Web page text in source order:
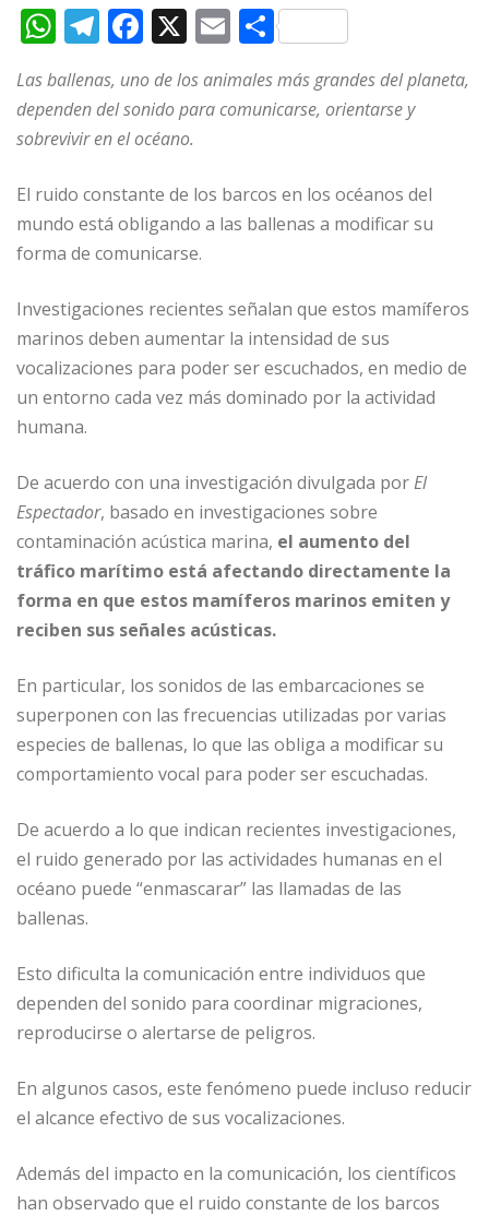
W
at
s
p
p
T
e
g
m
F
c
e
o
o
k
X E
ai
l
C
m
p
ti
r
Las ballenas, uno de los animales más grandes del planeta,
dependen del sonido para comunicarse, orientarse y
sobrevivir en el océano.
El ruido constante de los barcos en los océanos del
mundo está obligando a las ballenas a modificar su
forma de comunicarse.
Investigaciones recientes señalan que estos mamíferos
marinos deben aumentar la intensidad de sus
vocalizaciones para poder ser escuchados, en medio de
un entorno cada vez más dominado por la actividad
humana.
De acuerdo con una investigación divulgada porEl
Espectador, basado en investigaciones sobre
contaminación acústica marina, el aumento del
tráfico marítimo está afectando directamente la
forma en que estos mamíferos marinos emiten y
reciben sus señales acústicas.
En particular, los sonidos de las embarcaciones se
superponen con las frecuencias utilizadas por varias
especies de ballenas, lo que las obliga a modificar su
comportamiento vocal para poder ser escuchadas.
De acuerdo a lo que indican recientes investigaciones,
el ruido generado por las actividades humanas en el
océano puede “enmascarar” las llamadas de las
ballenas.
Esto dificulta la comunicación entre individuos que
dependen del sonido para coordinar migraciones,
reproducirse o alertarse de peligros.
En algunos casos, este fenómeno puede incluso reducir
el alcance efectivo de sus vocalizaciones.
Además del impacto en la comunicación, los científicos
han observado que el ruido constante de los barcos